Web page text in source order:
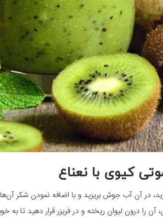
کیوی با نعناع
در آن آب جوش بریزید و با اضافه نمودن شکر
را درون لیوان ریخته و در فریزر قرار دهید تا به‌